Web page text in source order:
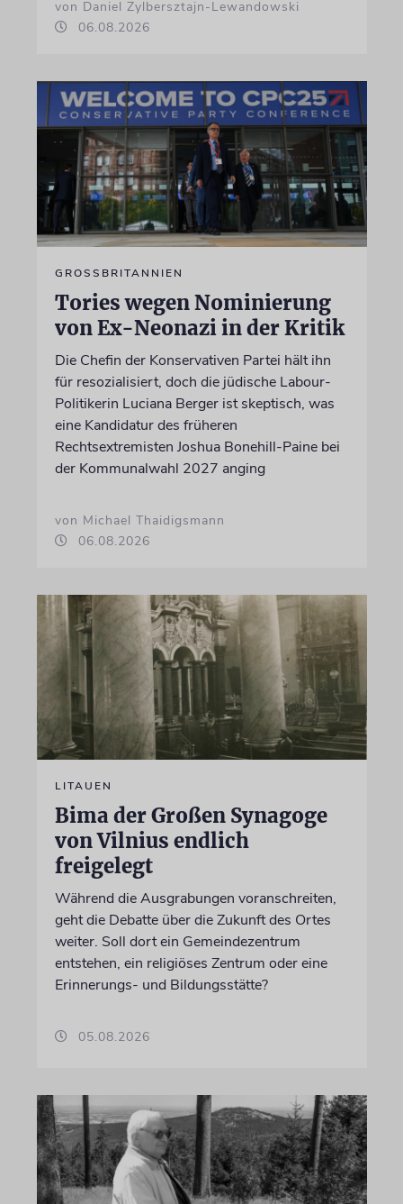
von Daniel Zylbersztajn-Lewandowski
06.08.2026
GROSSBRITANNIEN
Tories wegen Nominierung
von Ex-Neonazi in der Kritik
Die Chefin der Konservativen Partei hält ihn
für resozialisiert, doch die jüdische Labour-
Politikerin Luciana Berger ist skeptisch, was
eine Kandidatur des früheren
Rechtsextremisten Joshua Bonehill-Paine bei
der Kommunalwahl 2027 anging
von Michael Thaidigsmann
06.08.2026
LITAUEN
Bima der Großen Synagoge
von Vilnius endlich
freigelegt
Während die Ausgrabungen voranschreiten,
geht die Debatte über die Zukunft des Ortes
weiter. Soll dort ein Gemeindezentrum
entstehen, ein religiöses Zentrum oder eine
Erinnerungs- und Bildungsstätte?
05.08.2026